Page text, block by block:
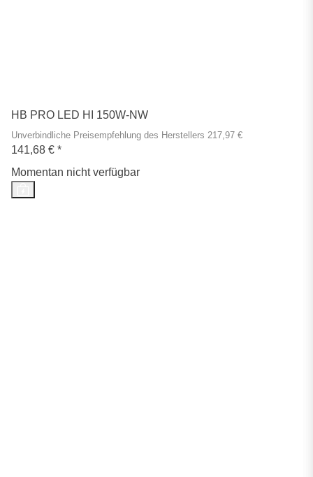
HB PRO LED HI 150W-NW
Unverbindliche Preisempfehlung des Herstellers 217,97 €
141,68 € *
Momentan nicht verfügbar